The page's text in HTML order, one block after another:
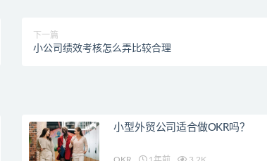
下一篇
小公司绩效考核怎么弄比较合理
小型外贸公司适合做OKR吗？